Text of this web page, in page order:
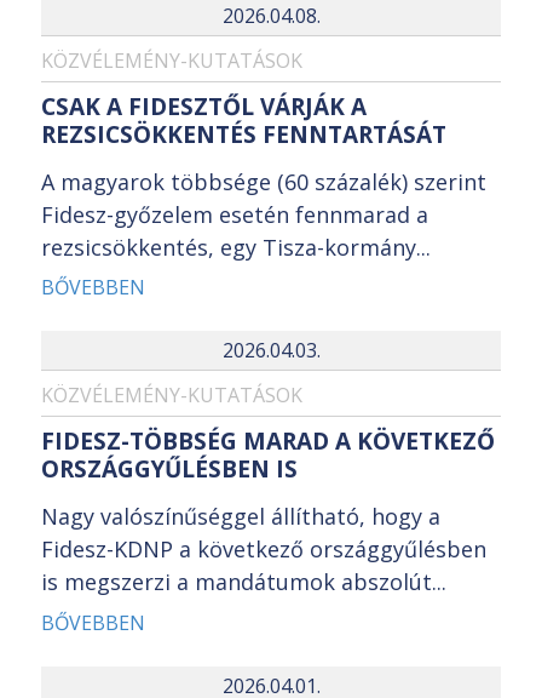
2026.04.08.
KÖZVÉLEMÉNY-KUTATÁSOK
CSAK A FIDESZTŐL VÁRJÁK A
REZSICSÖKKENTÉS FENNTARTÁSÁT
A magyarok többsége (60 százalék) szerint
Fidesz-győzelem esetén fennmarad a
rezsicsökkentés, egy Tisza-kormány...
BŐVEBBEN
2026.04.03.
KÖZVÉLEMÉNY-KUTATÁSOK
FIDESZ-TÖBBSÉG MARAD A KÖVETKEZŐ
ORSZÁGGYŰLÉSBEN IS
Nagy valószínűséggel állítható, hogy a
Fidesz-KDNP a következő országgyűlésben
is megszerzi a mandátumok abszolút...
BŐVEBBEN
2026.04.01.